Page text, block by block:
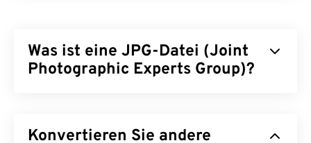
Dateityps sind unkomprimiert und relativ größer
als andere Bilddateitypen. Der Hauptvorteil des
Was ist eine JPG-Datei (Joint
Photographic Experts Group)?
mithilfe eines Algorithmus komprimiert. Die hohe
Konvertieren Sie andere